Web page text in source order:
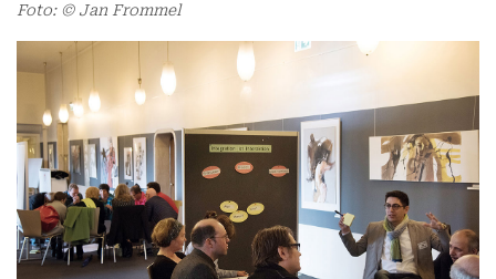
Foto: © Jan Frommel